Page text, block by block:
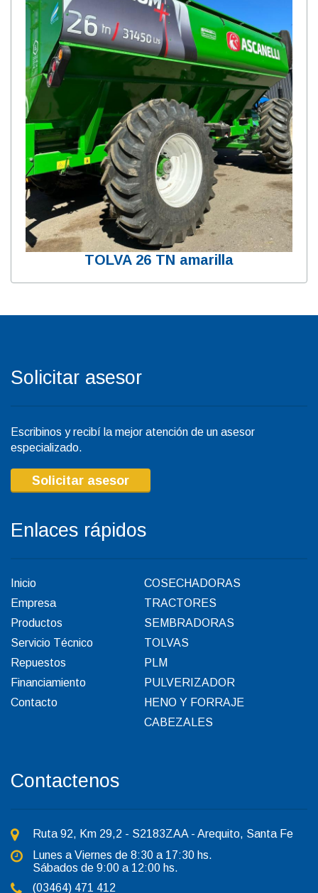
TOLVA 26 TN amarilla
Solicitar asesor
Escribinos y recibí la mejor atención de un asesor
especializado.
Solicitar asesor
Enlaces rápidos
Inicio
Empresa
Productos
Servicio Técnico
Repuestos
Financiamiento
Contacto
COSECHADORAS
TRACTORES
SEMBRADORAS
TOLVAS
PLM
PULVERIZADOR
HENO Y FORRAJE
CABEZALES
Contactenos
Ruta 92, Km 29,2 - S2183ZAA - Arequito, Santa Fe
Lunes a Viernes de 8:30 a 17:30 hs.
Sábados de 9:00 a 12:00 hs.
(03464) 471 412